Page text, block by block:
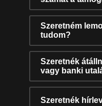
Szeretném
tudom?
Szeretnék
vagy banki
Szeretnék